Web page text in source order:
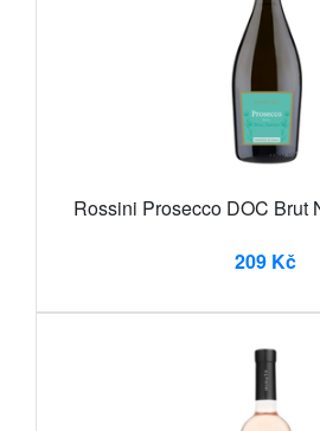
Rossini Prosecco DOC Brut
209 Kč